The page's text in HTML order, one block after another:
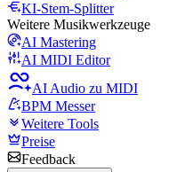
KI-Stem-Splitter
Weitere Musikwerkzeuge
AI Mastering
AI MIDI Editor
AI Audio zu MIDI
BPM Messer
Weitere Tools
Preise
Feedback